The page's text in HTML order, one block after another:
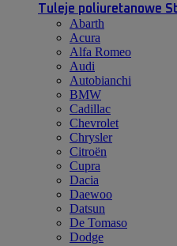
Tuleje poliuretanowe
Abarth
Acura
Alfa Romeo
Audi
Autobianchi
BMW
Cadillac
Chevrolet
Chrysler
Citroën
Cupra
Dacia
Daewoo
Datsun
De Tomaso
Dodge